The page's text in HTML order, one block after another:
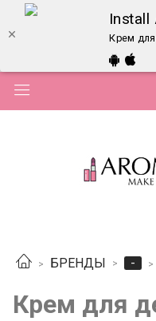
Install
Крем для
БРЕНДЫ -
Крем для